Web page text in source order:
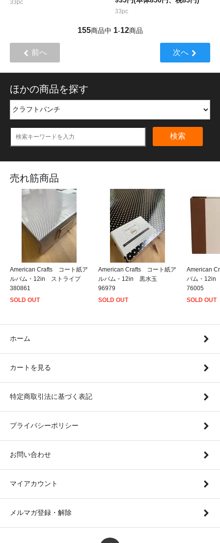
33pc
33pc
155商品中 1-12商品
前へ 次へ
ほかの商品を探す
検索
売れ筋商品
American Crafts コート紙ア
ルバム・12in ストライプ
380861
SOLD OUT
American Crafts コート紙ア
ルバム・12in 黒水玉
96979
SOLD OUT
American
バム・
76005
SOLD OUT
ホーム
カートを見る
特定商取引法に基づく表記
プライバシーポリシー
お問い合わせ
マイアカウント
メルマガ登録・解除